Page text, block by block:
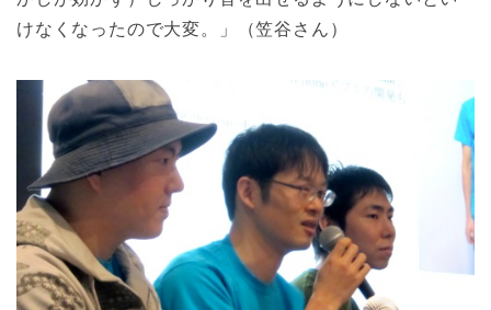
けなくなったので大変。」（笠谷さん）